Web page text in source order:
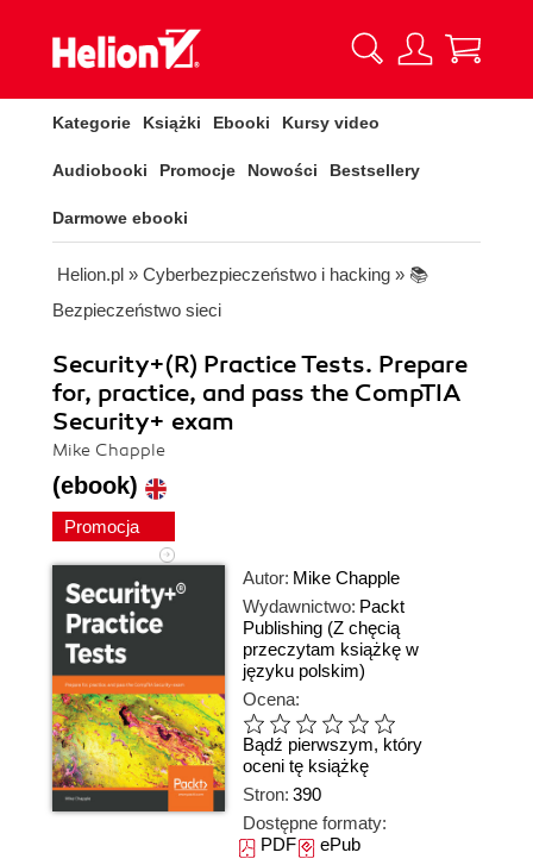
Kategorie Książki Ebooki Kursy video
Audiobooki Promocje Nowości Bestsellery
Darmowe ebooki
Helion.pl » Cyberbezpieczeństwo i hacking » 📚
Bezpieczeństwo sieci
Security+(R) Practice Tests. Prepare
for, practice, and pass the CompTIA
Security+ exam
Mike Chapple
(ebook)
Promocja
Autor: Mike Chapple
Wydawnictwo: Packt
Publishing (Z chęcią
przeczytam książkę w
języku polskim)
Ocena:
Bądź pierwszym, który
oceni tę książkę
Stron: 390
Dostępne formaty:
PDFePub